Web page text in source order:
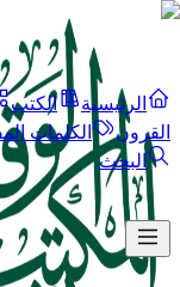
الرئيسية الكتب
القرون
الكلمات
البحث